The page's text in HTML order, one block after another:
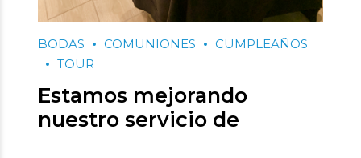
BODAS COMUNIONES
CUMPLEAÑOS
TOUR
Estamos mejorando
nuestro servicio de